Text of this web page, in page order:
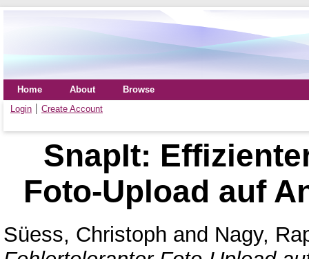
Home About
Browse
Login
Create Account
SnapIt:
Foto-Upload auf
Süess, Christoph and Nagy,